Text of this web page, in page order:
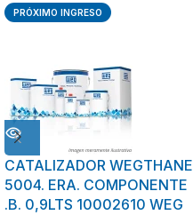
PRÓXIMO INGRESO
CATALIZADOR WEGTHANE
5004. ERA. COMPONENTE
.B. 0,9LTS 10002610 WEG